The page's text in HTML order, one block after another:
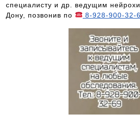
специалисту и др. ведущим
Дону, позвонив по
8-928-900-32-